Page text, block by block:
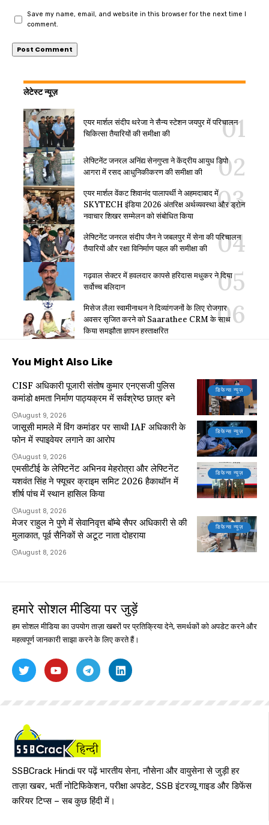
Save my name, email, and website in this browser for the next time I
comment.
लेटेस्ट न्यूज़
एयर मार्शल संदीप थरेजा ने सैन्य स्टेशन जयपुर में परिचालन
चिकित्सा तैयारियों की समीक्षा की
लेफ्टिनेंट जनरल अनिंद्य सेनगुप्ता ने केंद्रीय आयुध डिपो
आगरा में रसद आधुनिकीकरण की समीक्षा की
एयर मार्शल वेंकट शिवानंद पालापर्थी ने अहमदाबाद में
SKYTECH इंडिया 2026 अंतरिक्ष अर्थव्यवस्था और ड्रोन
नवाचार शिखर सम्मेलन को संबोधित किया
लेफ्टिनेंट जनरल संदीप जैन ने जबलपुर में सेना की परिचालन
तैयारियों और रक्षा विनिर्माण पहल की समीक्षा की
गढ़वाल सेक्टर में हवलदार कापसे हरिदास मधुकर ने दिया
सर्वोच्च बलिदान
मिसेज लैला स्वामीनाथन ने दिव्यांगजनों के लिए रोजगार
अवसर सृजित करने को Saarathee CRM के साथ
किया समझौता ज्ञापन हस्ताक्षरित
You Might Also Like
डिफेन्स न्यूज़
CISF अधिकारी पूजारी संतोष कुमार एनएसजी पुलिस
कमांडो क्षमता निर्माण पाठ्यक्रम में सर्वश्रेष्ठ छात्र बने
August 9, 2026
डिफेन्स न्यूज़
जासूसी मामले में विंग कमांडर पर साथी IAF अधिकारी के
फोन में स्पाइवेयर लगाने का आरोप
August 9, 2026
डिफेन्स न्यूज़
एमसीटीई के लेफ्टिनेंट अभिनव मेहरोत्रा और लेफ्टिनेंट
यशवंत सिंह ने फ्यूचर क्राइम समिट 2026 हैकाथॉन में
शीर्ष पांच में स्थान हासिल किया
August 8, 2026
डिफेन्स न्यूज़
मेजर राहुल ने पुणे में सेवानिवृत्त बॉम्बे सैपर अधिकारी से की
मुलाकात, पूर्व सैनिकों से अटूट नाता दोहराया
August 8, 2026
हमारे सोशल मीडिया पर जुड़ें
हम सोशल मीडिया का उपयोग ताज़ा खबरों पर प्रतिक्रिया देने, समर्थकों को अपडेट करने और
महत्वपूर्ण जानकारी साझा करने के लिए करते हैं।
SSBCrack Hindi पर पढ़ें भारतीय सेना, नौसेना और वायुसेना से जुड़ी हर
ताज़ा खबर, भर्ती नोटिफिकेशन, परीक्षा अपडेट, SSB इंटरव्यू गाइड और डिफेंस
करियर टिप्स – सब कुछ हिंदी में।